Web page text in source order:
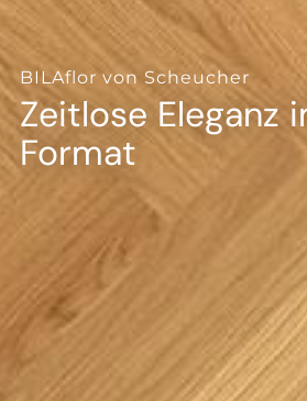
BILAflor von Scheucher
Zeitlose Eleganz
Format